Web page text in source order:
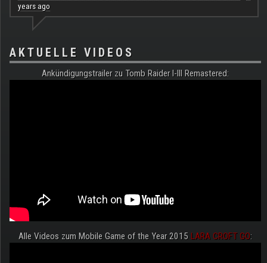
years ago
AKTUELLE VIDEOS
Ankündigungstrailer zu Tomb Raider I-III Remastered:
Alle Videos zum Mobile Game of the Year 2015 LARA CROFT GO: